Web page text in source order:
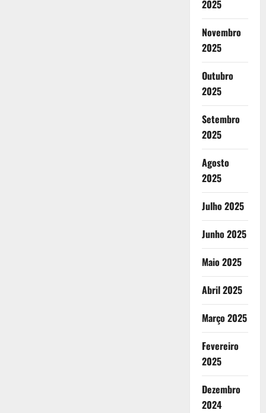
2025
Novembro
2025
Outubro
2025
Setembro
2025
Agosto
2025
Julho 2025
Junho 2025
Maio 2025
Abril 2025
Março 2025
Fevereiro
2025
Dezembro
2024